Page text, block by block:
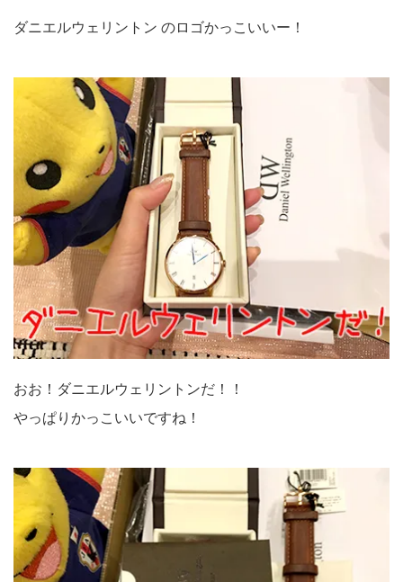
ダニエルウェリントン のロゴかっこいいー！
おお！ダニエルウェリントンだ！！
やっぱりかっこいいですね！